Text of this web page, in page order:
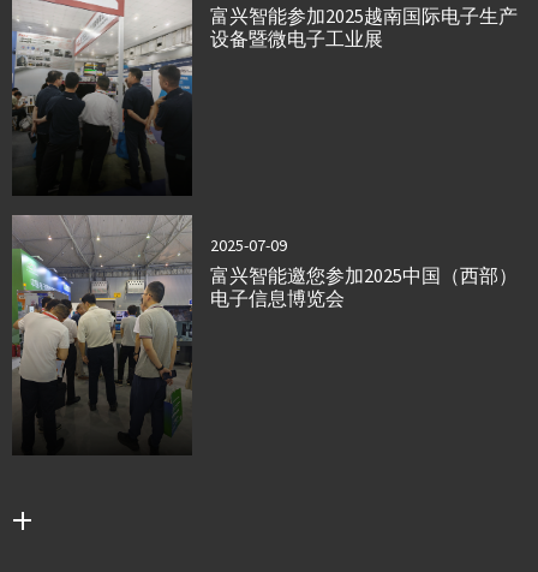
富兴智能参加2025越南国际电子生产
设备暨微电子工业展
2025-07-09
富兴智能邀您参加2025中国（西部）
电子信息博览会